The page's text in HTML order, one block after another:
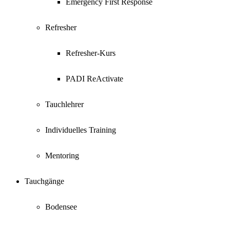
Refresher
Refresher-Kurs
PADI ReActivate
Tauchlehrer
Individuelles Training
Mentoring
Tauchgänge
Bodensee